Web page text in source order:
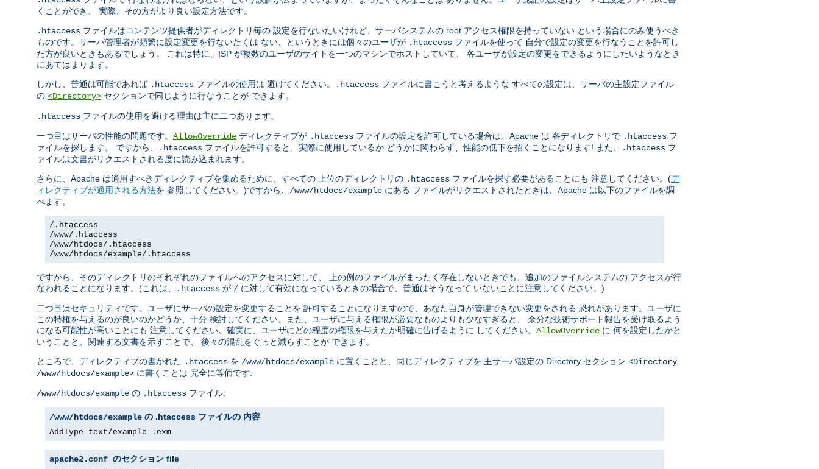
くことができ、 実際、その方がより良い設定方法です。
.htaccess ファイルはコンテンツ提供者がディレクトリ毎の 設定を行ないたいけれど、サーバシステムの root アクセス権限を持っていない という場合にのみ使うべき
ものです。サーバ管理者が頻繁に設定変更を行ないたくは ない、というときには個々のユーザが .htaccess ファイルを使って 自分で設定の変更を行なうことを許可し
た方が良いときもあるでしょう。 これは特に、ISP が複数のユーザのサイトを一つのマシンでホストしていて、 各ユーザが設定の変更をできるようにしたいようなとき
にあてはまります。
しかし、普通は可能であれば .htaccess ファイルの使用は 避けてください。 .htaccess ファイルに書こうと考えるような すべての設定は、サーバの主設定ファイル
の <Directory> セクションで同じように行なうことが できます。
.htaccess ファイルの使用を避ける理由は主に二つあります。
一つ目はサーバの性能の問題です。 AllowOverride ディレクティブが .htaccess ファイルの設定を許可している場合は、Apache は 各ディレクトリで .htaccess フ
ァイルを探します。 ですから、
.htaccess ファイルを許可すると、実際に使用しているか どうかに関わらず、性能の低下を招くことになります! また、 .htaccess フ
ァイルは文書がリクエストされる度に読み込まれます。
さらに、Apache は適用すべきディレクティブを集めるために、すべての 上位のディレクトリの .htaccess ファイルを探す必要があることにも 注意してください。(デ
ィレクティブが適用される方法を 参照してください。)ですから、 /www/htdocs/example にある ファイルがリクエストされたときは、Apache は以下のファイルを調
べます。
/.htaccess
/www/.htaccess
/www/htdocs/.htaccess
/www/htdocs/example/.htaccess
ですから、そのディレクトリのそれぞれのファイルへのアクセスに対して、 上の例のファイルがまったく存在しないときでも、追加のファイルシステムの アクセスが行
なわれることになります。(これは、
.htaccess が / に対して有効になっているときの場合で、普通はそうなって いないことに注意してください。)
二つ目はセキュリティです。ユーザにサーバの設定を変更することを 許可することになりますので、あなた自身が管理できない変更をされる 恐れがあります。ユーザに
この特権を与えるのが良いのかどうか、十分 検討してください。また、ユーザに与える権限が必要なものよりも少なすぎると、 余分な技術サポート報告を受け取るよう
になる可能性が高いことにも 注意してください。確実に、ユーザにどの程度の権限を与えたか明確に告げるように してください。 AllowOverride に 何を設定したかと
いうことと、関連する文書を示すことで、 後々の混乱をぐっと減らすことが できます。
ところで、ディレクティブの書かれた .htaccess を /www/htdocs/example に置くことと、同じディレクティブを 主サーバ設定の Directory セクション <Directory
/www/htdocs/example> に書くことは 完全に等価です:
/www/htdocs/example の .htaccess ファイル:
/www/htdocs/example の .htaccess ファイルの 内容
AddType text/example .exm
apache2.conf のセクション file